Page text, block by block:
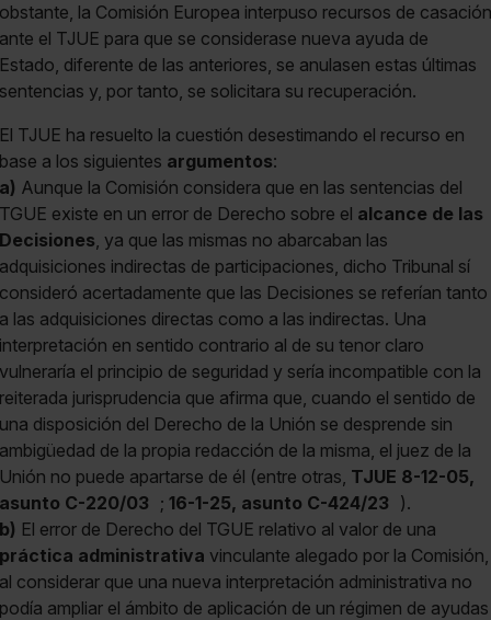
obstante, la Comisión Europea interpuso recursos de casación
ante el TJUE para que se considerase nueva ayuda de
Estado, diferente de las anteriores, se anulasen estas últimas
sentencias y, por tanto, se solicitara su recuperación.
El TJUE ha resuelto la cuestión desestimando el recurso en
base a los siguientes argumentos:
a) Aunque la Comisión considera que en las sentencias del
TGUE existe en un error de Derecho sobre el alcance de las
Decisiones, ya que las mismas no abarcaban las
adquisiciones indirectas de participaciones, dicho Tribunal sí
consideró acertadamente que las Decisiones se referían tanto
a las adquisiciones directas como a las indirectas. Una
interpretación en sentido contrario al de su tenor claro
vulneraría el principio de seguridad y sería incompatible con la
reiterada jurisprudencia que afirma que, cuando el sentido de
una disposición del Derecho de la Unión se desprende sin
ambigüedad de la propia redacción de la misma, el juez de la
Unión no puede apartarse de él (entre otras, TJUE 8-12-05,
asunto C-220/03 ; 16-1-25, asunto C-424/23 ).
b) El error de Derecho del TGUE relativo al valor de una
práctica administrativa vinculante alegado por la Comisión,
al considerar que una nueva interpretación administrativa no
podía ampliar el ámbito de aplicación de un régimen de ayudas